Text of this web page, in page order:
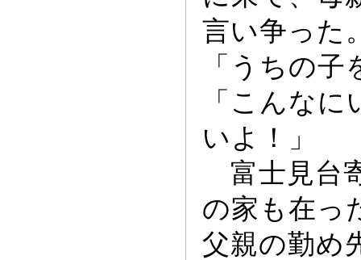
言い争っ た
「うちの
「こんな
いよ！」
富士見台
の家も在 っ
父親の勤め